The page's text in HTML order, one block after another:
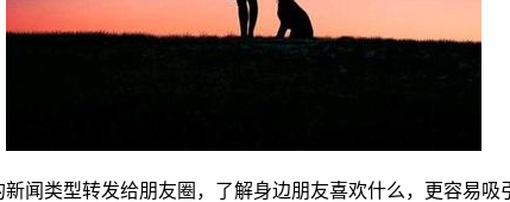
闻类型转发给朋友圈，了解身边朋友喜欢什么，更容易吸